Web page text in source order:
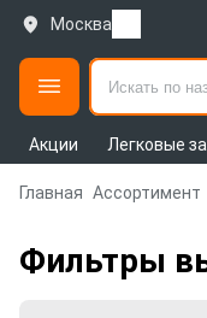
Москва
Акции Легковые
Главная Ассортимент
Фильтры